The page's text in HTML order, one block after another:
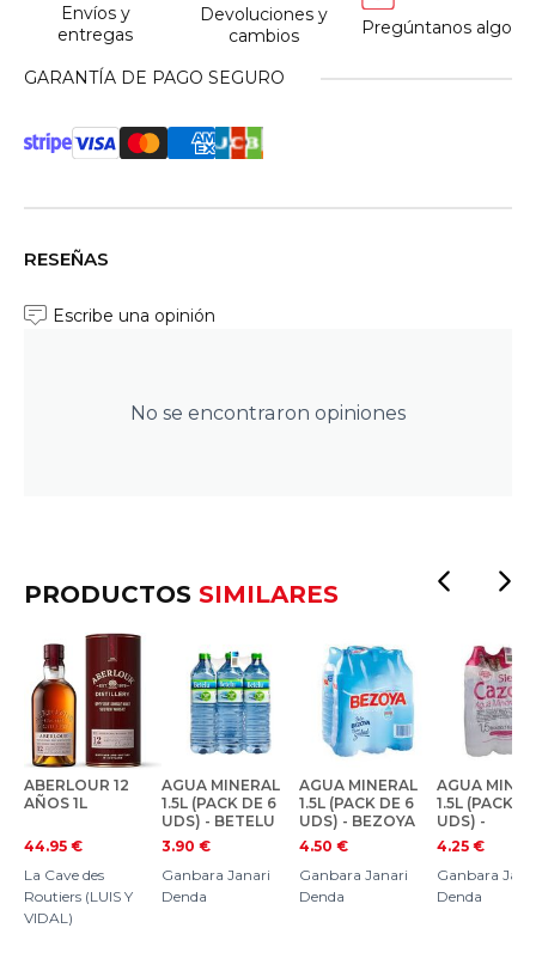
Envíos y
entregas
Devoluciones y
cambios
Pregúntanos algo
GARANTÍA DE PAGO SEGURO
RESEÑAS
No se encontraron opiniones
Escribe una opinión
PRODUCTOS SIMILARES
ABERLOUR 12
AÑOS 1L
44.95 €
La Cave des
Routiers (LUIS Y
VIDAL)
AGUA MINERAL
1.5L (PACK DE 6
UDS) - BETELU
3.90 €
Ganbara Janari
Denda
AGUA MINERAL
1.5L (PACK DE 6
UDS) - BEZOYA
4.50 €
Ganbara Janari
Denda
AGUA
1.5L (PACK
UDS) -
CARZORLA
4.25 €
Ganbara
Denda